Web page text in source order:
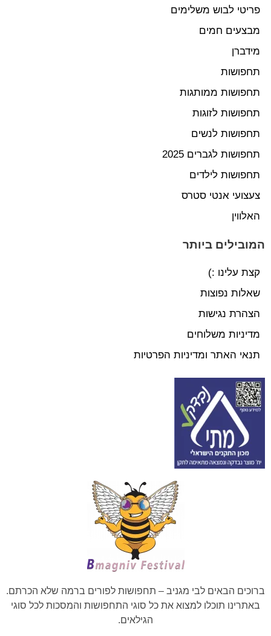
פריטי לבוש משלימים
מבצעים חמים
מידברן
תחפושות
תחפושות ממותגות
תחפושות לזוגות
תחפושות לנשים
תחפושות לגברים 2025
תחפושות לילדים
צעצועי אנטי סטרס
האלווין
המובילים ביותר
קצת עלינו :)
שאלות נפוצות
הצהרת נגישות
מדיניות משלוחים
תנאי האתר ומדיניות הפרטיות
ברוכים הבאים לבי מגניב – תחפושות לפורים ברמה שלא הכרתם.
באתרינו תוכלו למצוא את כל סוגי התחפושות והמסכות לכל סוגי
הגילאים.